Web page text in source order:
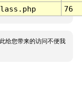
76
给您带来的访问不便我